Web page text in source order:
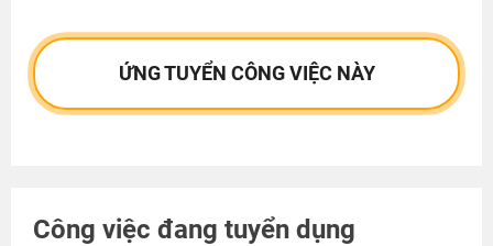
ỨNG TUYỂN CÔNG VIỆC NÀY
Công việc đang tuyển dụng